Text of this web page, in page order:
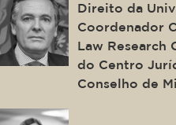
Direito da
Coordenador
Law Research
do Centro
Conselho de